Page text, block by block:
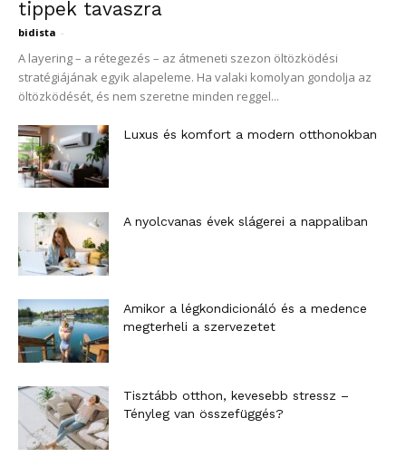
tippek tavaszra
bidista -
A layering – a rétegezés – az átmeneti szezon öltözködési
stratégiájának egyik alapeleme. Ha valaki komolyan gondolja az
öltözködését, és nem szeretne minden reggel...
Luxus és komfort a modern otthonokban
A nyolcvanas évek slágerei a nappaliban
Amikor a légkondicionáló és a medence
megterheli a szervezetet
Tisztább otthon, kevesebb stressz –
Tényleg van összefüggés?